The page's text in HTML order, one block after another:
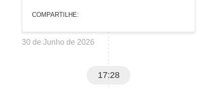
COMPARTILHE:
30 de Junho de 2026
17:28